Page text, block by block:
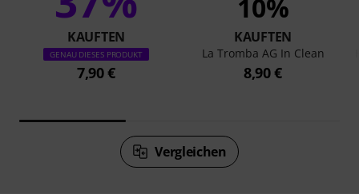
KAUFTEN
GENAU DIESES PRODUKT
7,90 €
10%
KAUFTEN
La Tromba AG In Clean
8,90 €
Vergleichen